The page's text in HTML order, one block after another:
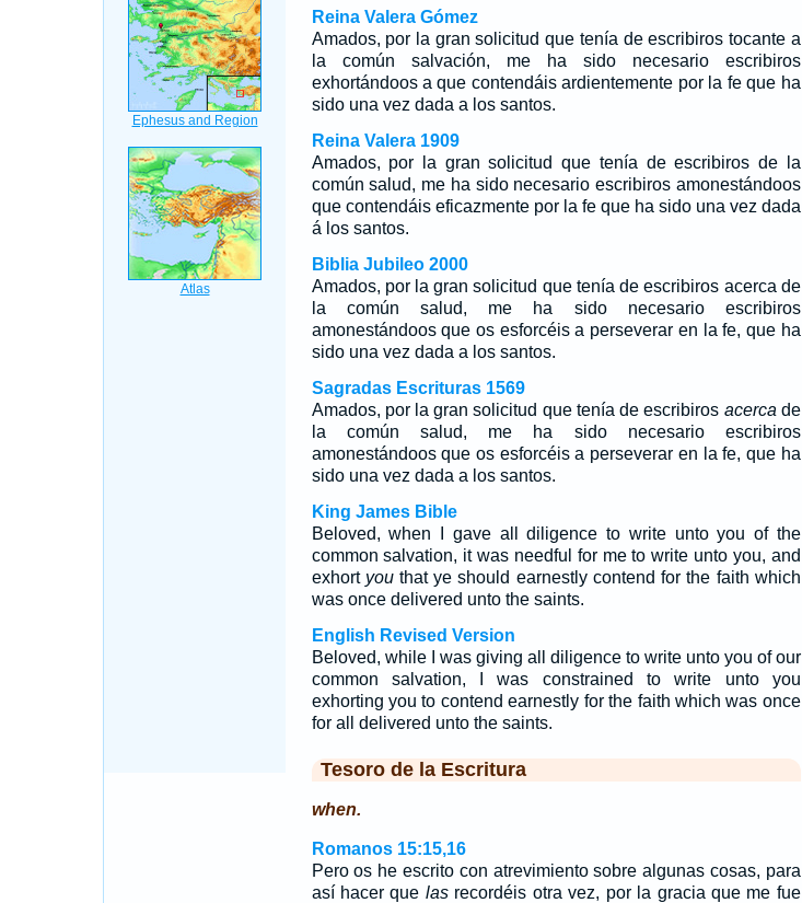
Reina Valera Gómez
Amados, por la gran solicitud que tenía de escribiros tocante a
la común salvación, me ha sido necesario escribiros
exhortándoos a que contendáis ardientemente por la fe que ha
sido una vez dada a los santos.
Reina Valera 1909
Amados, por la gran solicitud que tenía de escribiros de la
común salud, me ha sido necesario escribiros amonestándoos
que contendáis eficazmente por la fe que ha sido una vez dada
á los santos.
Biblia Jubileo 2000
Amados, por la gran solicitud que tenía de escribiros acerca de
la común salud, me ha sido necesario escribiros
amonestándoos que os esforcéis a perseverar en la fe, que ha
sido una vez dada a los santos.
Sagradas Escrituras 1569
Amados, por la gran solicitud que tenía de escribiros acerca de
la común salud, me ha sido necesario escribiros
amonestándoos que os esforcéis a perseverar en la fe, que ha
sido una vez dada a los santos.
King James Bible
Beloved, when I gave all diligence to write unto you of the
common salvation, it was needful for me to write unto you, and
exhort youthat ye should earnestly contend for the faith which
was once delivered unto the saints.
English Revised Version
Beloved, while I was giving all diligence to write unto you of our
common salvation, I was constrained to write unto you
exhorting you to contend earnestly for the faith which was once
for all delivered unto the saints.
Tesoro de la Escritura
when.
Romanos 15:15,16
Pero os he escrito con atrevimiento sobre algunas cosas, para
así hacer que lasrecordéis otra vez, por la gracia que me fue